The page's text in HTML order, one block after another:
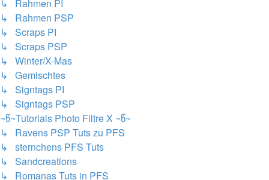
↳ Rahmen PI
↳ Rahmen PSP
↳ Scraps PI
↳ Scraps PSP
↳ Winter/X-Mas
↳ Gemischtes
↳ Signtags PI
↳ Signtags PSP
~წ~Tutorials Photo Filtre X ~წ~
↳ Ravens PSP Tuts zu PFS
↳ sternchens PFS Tuts
↳ Sandcreations
↳ Romanas Tuts in PFS